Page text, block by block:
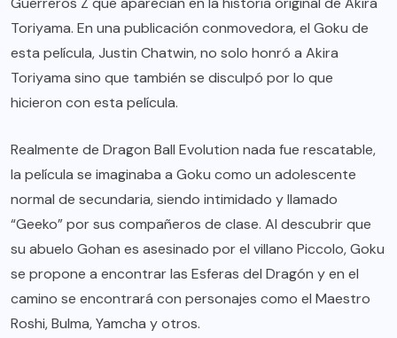
Toriyama. En una publicación conmovedora, el Goku de
esta película, Justin Chatwin, no solo honró a Akira
Toriyama sino que también se disculpó por lo que
hicieron con esta película.
Realmente de Dragon Ball Evolution nada fue rescatable,
la película se imaginaba a Goku como un adolescente
normal de secundaria, siendo intimidado y llamado
“Geeko” por sus compañeros de clase. Al descubrir que
su abuelo Gohan es asesinado por el villano Piccolo, Goku
se propone a encontrar las Esferas del Dragón y en el
camino se encontrará con personajes como el Maestro
Roshi, Bulma, Yamcha y otros.